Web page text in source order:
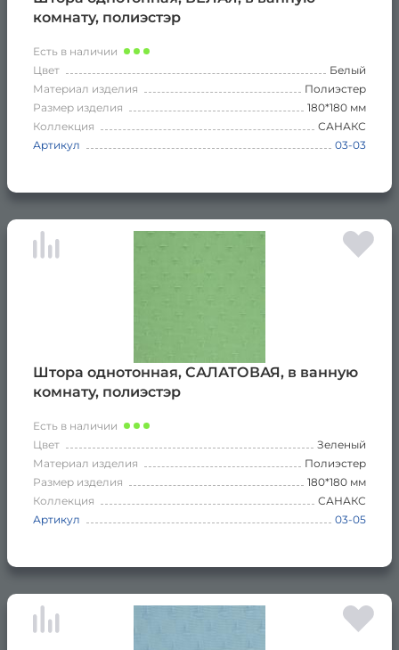
комнату, полиэстэр
Есть в наличии
Цвет
Белый
Материал изделия
Полиэстер
Размер изделия
180*180 мм
Коллекция
САНАКС
Артикул
03-03
Штора однотонная, САЛАТОВАЯ, в ванную
комнату, полиэстэр
Есть в наличии
Цвет
Зеленый
Материал изделия
Полиэстер
Размер изделия
180*180 мм
Коллекция
САНАКС
Артикул
03-05